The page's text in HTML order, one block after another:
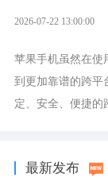
2026-07-22 13:00:00
苹果手机虽然在使
到更加靠谱的跨平
定、安全、便捷的
最新发布